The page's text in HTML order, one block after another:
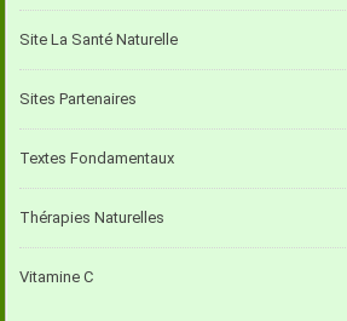
Site La Santé Naturelle
Sites Partenaires
Textes Fondamentaux
Thérapies Naturelles
Vitamine C